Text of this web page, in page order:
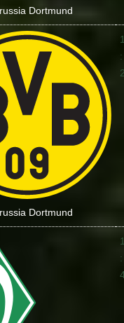
Dortmund
Dortmund
:
: